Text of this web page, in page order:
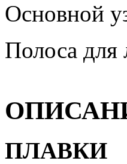
Основной
Полоса
ПЛАВКИ